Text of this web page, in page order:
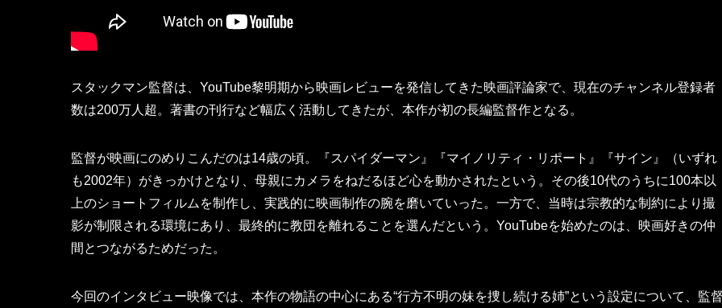
スタックマン監督は、YouTube黎明期から映画レビューを発信してきた映画評論家で、現在のチャンネル登録者
数は200万人超。著書の刊行など幅広く活動してきたが、本作が初の長編監督作となる。
監督が映画にのめりこんだのは14歳の頃。『スパイダーマン』『マイノリティ・リポート』『サイン』（いずれ
も2002年）がきっかけとなり、母親にカメラをねだるほど心を動かされたという。その後10代のうちに100本以
上のショートフィルムを制作し、実践的に映画制作の腕を磨いていった。一方で、当時は宗教的な制約により撮
影が制限される環境にあり、最終的に教団を離れることを選んだという。YouTubeを始めたのは、映画好きの仲
間とつながるためだった。
今回のインタビュー映像では、本作の物語の中心にある“行方不明の妹を捜し続ける姉”という設定について、監